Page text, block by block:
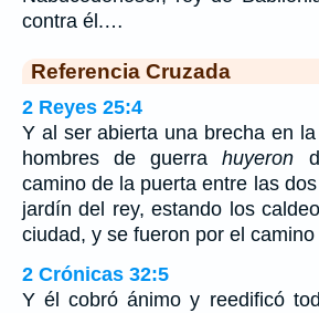
contra él.…
Referencia Cruzada
2 Reyes 25:4
Y al ser abierta una brecha en
hombres de guerrahuyeron
camino de la puerta entre las
jardín del rey, estando los
ciudad, y se fueron por el camino
2 Crónicas 32:5
Y él cobró ánimo y reedificó